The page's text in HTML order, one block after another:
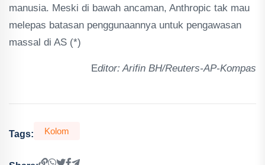
manusia. Meski di bawah ancaman, Anthropic tak mau
melepas batasan penggunaannya untuk pengawasan
massal di AS (*)
Editor: Arifin BH/Reuters-AP-Kompas
Tags: Kolom